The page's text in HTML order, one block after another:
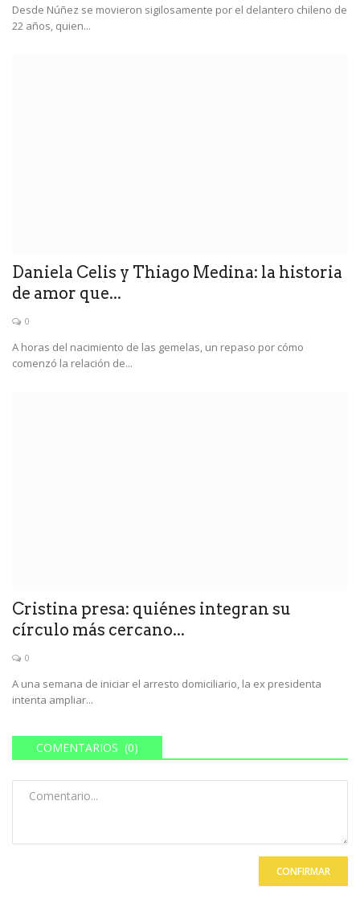
Desde Núñez se movieron sigilosamente por el delantero chileno de
22 años, quien...
Daniela Celis y Thiago Medina: la historia
de amor que...
0
A horas del nacimiento de las gemelas, un repaso por cómo
comenzó la relación de...
Cristina presa: quiénes integran su
círculo más cercano...
0
A una semana de iniciar el arresto domiciliario, la ex presidenta
intenta ampliar...
COMENTARIOS (0)
CONFIRMAR